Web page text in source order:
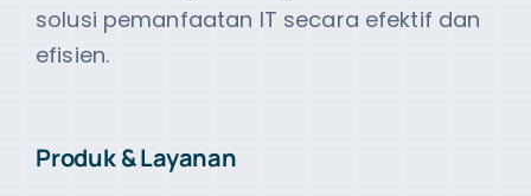
solusi pemanfaatan IT secara efektif dan
efisien.
Produk & Layanan